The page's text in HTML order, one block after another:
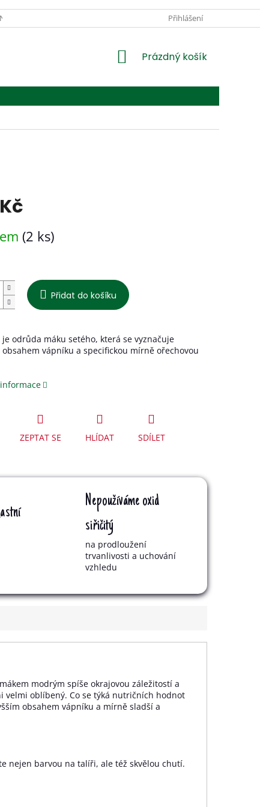
U SUŠÁRNY OBCHODNÍ PODMÍNKY
Přihlášení
NÁKUPNÍ
Prázdný košík
(2 ks)
Přidat do košíku
je odrůda máku setého, která se vyznačuje
obsahem vápníku a specifickou mírně ořechovou
ZEPTAT SE HLÍDAT SDÍLET
Nepoužíváme oxid
siřičitý
na prodloužení
trvanlivosti a uchování
vzhledu
modrým spíše okrajovou záležitostí a
velmi oblíbený. Co se týká nutričních hodnot
obsahem vápníku a mírně sladší a
nejen barvou na talíři, ale též skvělou chutí.